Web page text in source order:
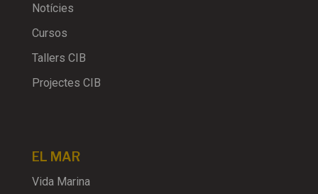
Notícies
Cursos
Tallers CIB
Projectes CIB
EL MAR
Vida Marina